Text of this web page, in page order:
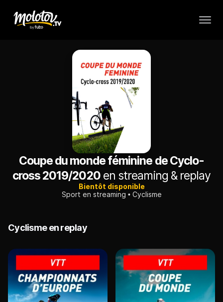
Coupe du monde féminine de Cyclo-
cross 2019/2020en streaming & replay
Bientôt disponible
Sport en streaming
Cyclisme
Cyclisme en replay